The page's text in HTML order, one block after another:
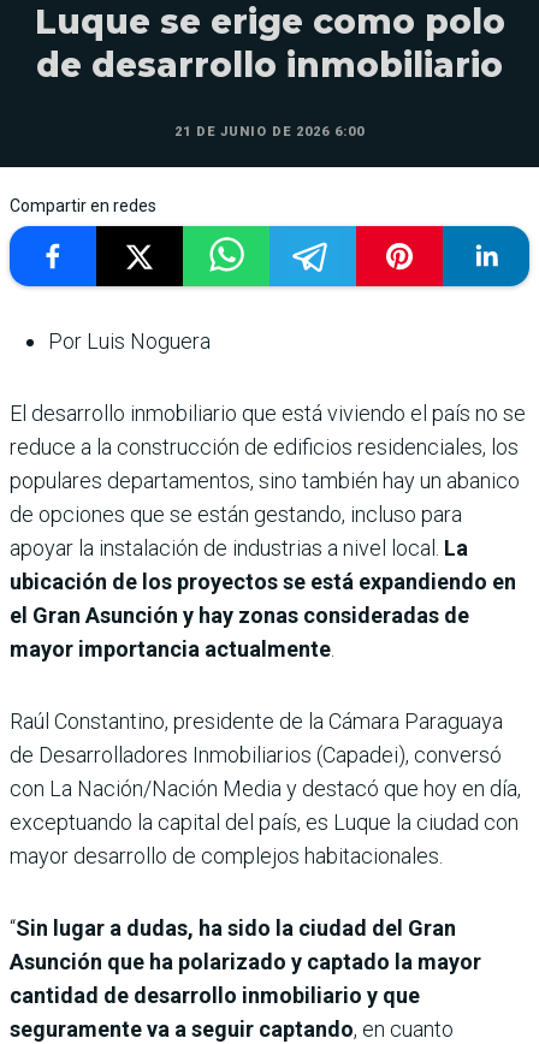
Luque se erige como polo
de desarrollo inmobiliario
21 DE JUNIO DE 2026 6:00
Compartir en redes
Por Luis Noguera
El desarrollo inmobiliario que está viviendo el país no se
reduce a la construcción de edificios residenciales, los
populares departamentos, sino también hay un abanico
de opciones que se están gestando, incluso para
apoyar la instalación de industrias a nivel local. La
ubicación de los proyectos se está expandiendo en
el Gran Asunción y hay zonas consideradas de
mayor importancia actualmente.
Raúl Constantino, presidente de la Cámara Paraguaya
de Desarrolladores Inmobiliarios (Capadei), conversó
con La Nación/Nación Media y destacó que hoy en día,
exceptuando la capital del país, es Luque la ciudad con
mayor desarrollo de complejos habitacionales.
“Sin lugar a dudas, ha sido la ciudad del Gran
Asunción que ha polarizado y captado la mayor
cantidad de desarrollo inmobiliario y que
seguramente va a seguir captando, en cuanto